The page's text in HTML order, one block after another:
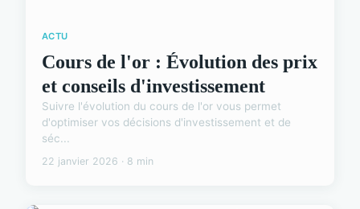
ACTU
Cours de l'or : Évolution des prix
et conseils d'investissement
Suivre l'évolution du cours de l'or vous permet
d'optimiser vos décisions d'investissement et de
séc...
22 janvier 2026 · 8 min